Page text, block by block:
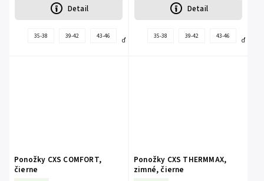
Detail
35-38 39-42 43-46
ďalšie
Detail
35-38 39-42 43-46
ďalšie
Ponožky CXS COMFORT,
čierne
Ponožky CXS THERMMAX,
zimné, čierne